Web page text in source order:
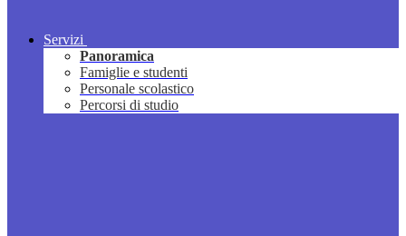
Servizi
Panoramica
Famiglie e studenti
Personale scolastico
Percorsi di studio